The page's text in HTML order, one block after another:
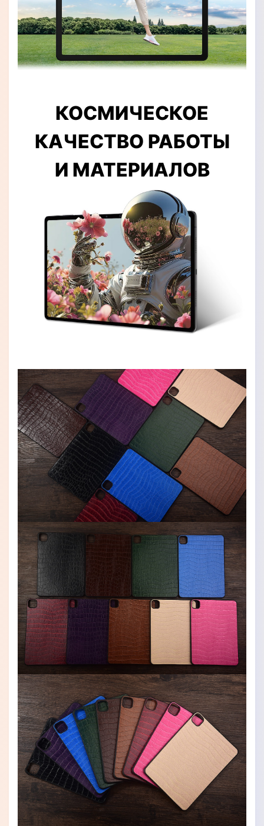
КОСМИЧЕСКОЕ
КАЧЕСТВО РАБОТЫ
И МАТЕРИАЛОВ